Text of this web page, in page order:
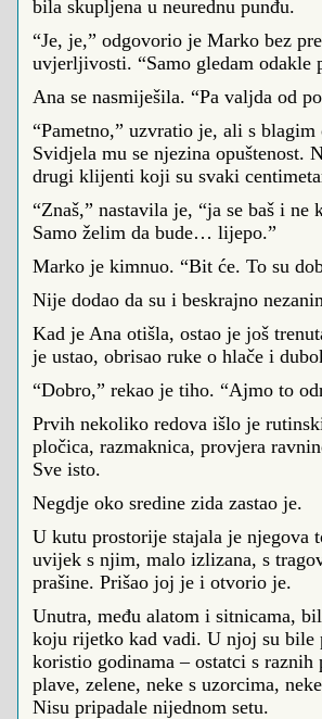
bila skupljena u neurednu punđu.
“Je, je,” odgovorio je Marko bez
uvjerljivosti. “Samo gledam odakle
Ana se nasmiješila. “Pa valjda od
“Pametno,” uzvratio je, ali s blagim
Svidjela mu se njezina opuštenost.
drugi klijenti koji su svaki
“Znaš,” nastavila je, “ja se baš i ne
Samo želim da bude… lijepo.”
Marko je kimnuo. “Bit će. To su
Nije dodao da su i beskrajno
Kad je Ana otišla, ostao je još
je ustao, obrisao ruke o hlače i
“Dobro,” rekao je tiho. “Ajmo to
Prvih nekoliko redova išlo je
pločica, razmaknica, provjera
Sve isto.
Negdje oko sredine zida zastao je.
U kutu prostorije stajala je njegova
uvijek s njim, malo izlizana, s
prašine. Prišao joj je i otvorio je.
Unutra, među alatom i sitnicama,
koju rijetko kad vadi. U njoj su bile
koristio godinama – ostatci s raznih
plave, zelene, neke s uzorcima,
Nisu pripadale nijednom setu.